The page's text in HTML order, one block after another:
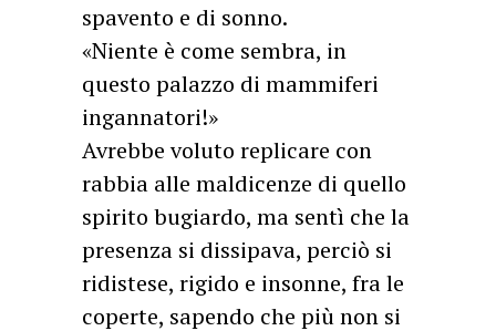
spavento e di sonno.
«Niente è come sembra, in
questo palazzo di mammiferi
ingannatori!»
Avrebbe voluto replicare con
rabbia alle maldicenze di quello
spirito bugiardo, ma sentì che la
presenza si dissipava, perciò si
ridistese, rigido e insonne, fra le
coperte, sapendo che più non si